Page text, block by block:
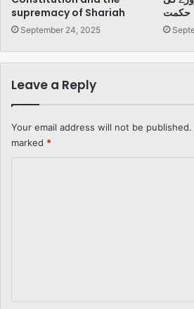
supremacy of Shariah
September 24, 2025
حکمت
Leave a Reply
Your email address will not be published.
marked *